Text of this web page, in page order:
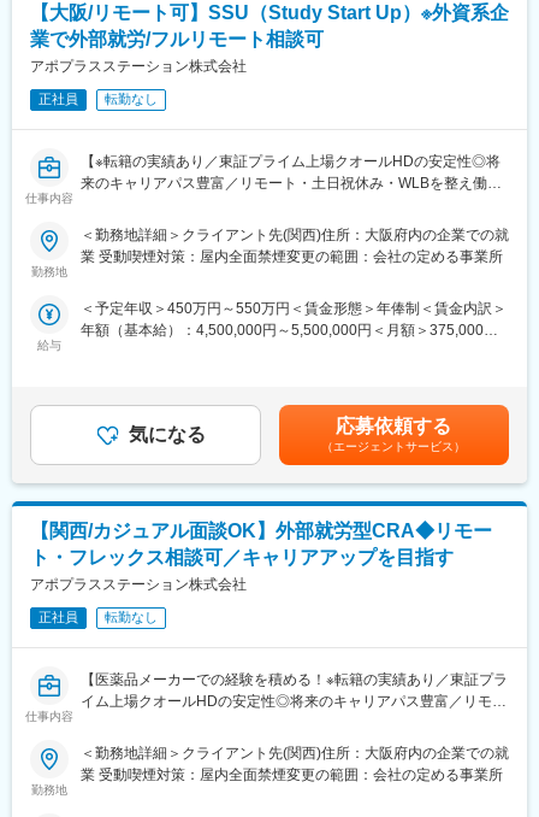
～「配属される」のではなく、「キャリアを選ぶ」CRAへ～
アポプラスステーションの外部就労型は、就業前に派遣先との面
談があり、試験内容や役割を理解したうえでキャリアを選択でき
るため、
「どんな経験を積みたいか」を考えながら主体的にキャリア形成
は無く、ワークライフバランスを重視した働き方が可能です。
さらに、製薬メーカー社員と同様の教育・研修を受講できる機会
（成果や評価に応じて就業先メーカーへ転籍した実績もございま
す。）
東証プライム上場の大手調剤薬局チェーンを展開するクオールの
中核子会社です。CRO事業の一層の拡充を図るため、クオール
■人のキャリアに向き合う会社：
ご自身の「将来こうなりたい！この経験を積みたい！」という気
持ちに向き合う会社です。キャリア形成に熱い営業担当がいる為
いつでも気軽に相談できます。1か月に1回を目安にメンターとの
定期面談あり「業務、キャリアプラン、お悩み相談」等一緒に考
える事ができます。面談場所は会社やカフェ(業務状況によっては
リモート対応も可)など、リラックスして話せる場所で行う為相談
もしやすい工夫をしています。
変更の範囲：会社の定める業務
【大阪/リモート可】SSU（Study Start Up）※外資系企
業で外部就労/フルリモート相談可
アポプラスステーション株式会社
正社員 転勤なし
仕事内容
【※転籍の実績あり／東証プライム上場クオールHDの安定性◎将
来のキャリアパス豊富／リモート・土日祝休み・WLBを整え働き
■業務概要：
治験のスタートアップ業務全般を担当いただきます。具体的に
は、施設との契約書類の作成やIRB（医療倫理審査委員会）への申
同意説明文書などの作成も含まれます。フルリモート勤務も可能
で、柔軟な働き方を実現できます。
・治験実施計画書、治験薬概要書、同意説明文書の作成
・関連部署との調整業務
・治験関連の資料保管・文書作成業務
■外部就労プロジェクトについて：
～「配属される」のではなく、「キャリアを選ぶ」CRAへ～
アポプラスステーションの外部就労は、就業前に派遣先との面談
があり、試験内容や役割を理解したうえでキャリアを選択できる
ため、
「どんな経験を積みたいか」を考えながら主体的にキャリア形成
は無く、ワークライフバランスを重視した働き方が可能です。
さらに、製薬メーカー社員と同様の教育・研修を受講できる機会
（成果や評価に応じて就業先メーカーへ転籍した実績もございま
す。）
勤務地
＜勤務地詳細＞クライアント先(関西)住所：大阪府内の企業での就
業 受動喫煙対策：屋内全面禁煙変更の範囲：会社の定める事業所
給与
＜予定年収＞450万円～550万円＜賃金形態＞年俸制＜賃金内訳＞
年額（基本給）：4,500,000円～5,500,000円＜月額＞375,000円
対象外スタッフ職で入社の場合、時間外手当は別途支給されま
す。賃金はあくまでも目安の金額であり、選考を通じて上下する
可能性があります。月給(月額)は固定手当を含めた表記です。
気になる 応募依頼する
（エージェントサービス）
【関西/カジュアル面談OK】外部就労型CRA◆リモー
ト・フレックス相談可／キャリアアップを目指す
アポプラスステーション株式会社
正社員 転勤なし
仕事内容
【医薬品メーカーでの経験を積める！※転籍の実績あり／東証プラ
イム上場クオールHDの安定性◎将来のキャリアパス豊富／リモー
■面談内容：
臨床開発モニターとして、クライアント先にてモニター業務をお
勤務地
＜勤務地詳細＞クライアント先(関西)住所：大阪府内の企業での就
業 受動喫煙対策：屋内全面禁煙変更の範囲：会社の定める事業所